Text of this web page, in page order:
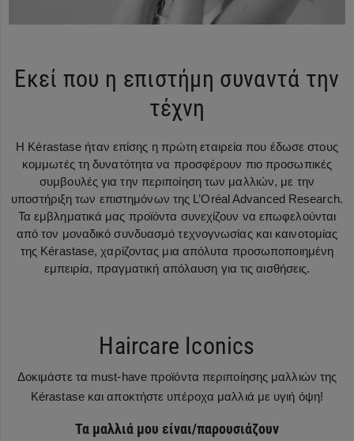
Εκεί που η επιστήμη συναντά την
τέχνη
Η Kérastase ήταν επίσης η πρώτη εταιρεία που έδωσε στους
κομμωτές τη δυνατότητα να προσφέρουν πιο προσωπικές
συμβουλές για την περιποίηση των μαλλιών, με την
υποστήριξη των επιστημόνων της L’Oréal Advanced Research.
Τα εμβληματικά μας προϊόντα συνεχίζουν να επωφελούνται
από τον μοναδικό συνδυασμό τεχνογνωσίας και καινοτομίας
της Kérastase, χαρίζοντας μια απόλυτα προσωποποιημένη
εμπειρία, πραγματική απόλαυση για τις αισθήσεις.
Haircare Iconics
Δοκιμάστε τα must-have προϊόντα περιποίησης μαλλιών της
Kérastase και αποκτήστε υπέροχα μαλλιά με υγιή όψη!
Τα μαλλιά μου είναι/παρουσιάζουν